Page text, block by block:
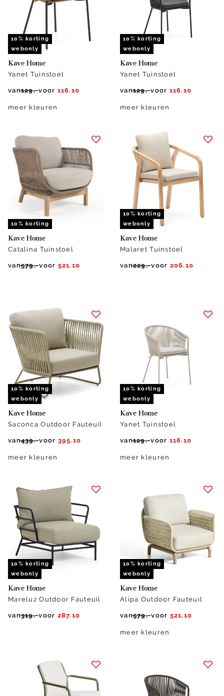
10% korting
webonly
Kave Home
Yanet Tuinstoel
van129.-voor 116.10
meer kleuren
10% korting
webonly
Kave Home
Yanet Tuinstoel
van129.-voor 116.10
meer kleuren
10% korting
Kave Home
Catalina Tuinstoel
van579.-voor 521.10
10% korting
webonly
Kave Home
Malaret Tuinstoel
van229.-voor 206.10
10% korting
webonly
Kave Home
Saconca Outdoor Fauteuil
van439.-voor 395.10
meer kleuren
10% korting
webonly
Kave Home
Yanet Tuinstoel
van129.-voor 116.10
meer kleuren
10% korting
webonly
Kave Home
Mareluz Outdoor Fauteuil
van319.-voor 287.10
10% korting
webonly
Kave Home
Alipa Outdoor Fauteuil
van579.-voor 521.10
meer kleuren